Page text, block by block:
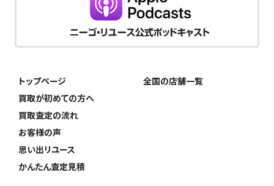
トップページ
買取が初めての方へ
買取査定の流れ
お客様の声
思い出リユース
かんたん査定見積
全国の店舗一覧